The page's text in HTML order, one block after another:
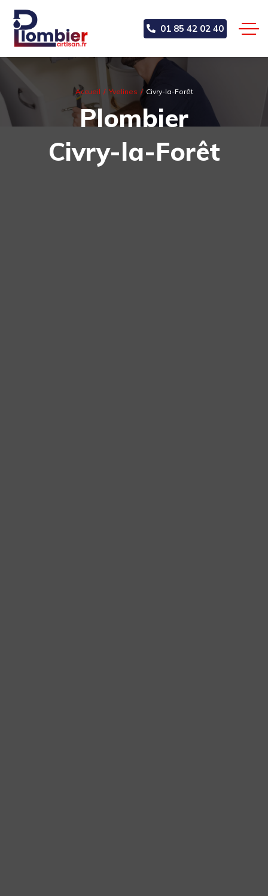
01 85 42 02 40
Accueil Yvelines Civry-la-Forêt
Plombier
Civry-la-Forêt